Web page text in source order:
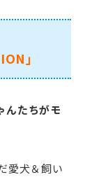
」
んたちがモ
愛犬＆飼い